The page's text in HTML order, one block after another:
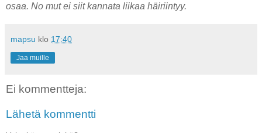
osaa. No mut ei siit kannata liikaa häiriintyy.
mapsu klo 17:40
Jaa muille
Ei kommentteja:
Lähetä kommentti